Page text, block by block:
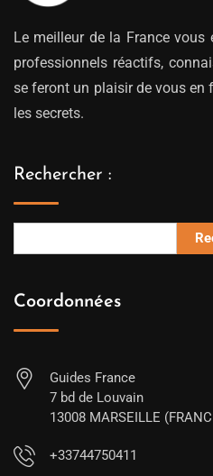
Le meilleur de la France
professionnels réactifs,
se feront un plaisir de vous en
les secrets.
Rechercher :
Coordonnées
Guides France
7 bd de Louvain
13008 MARSEILLE
+33744750411